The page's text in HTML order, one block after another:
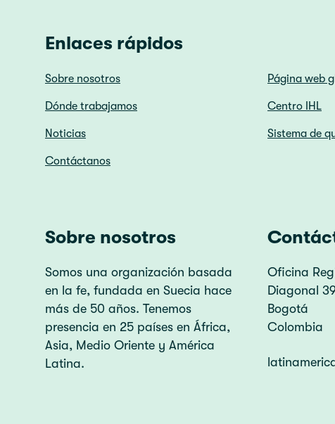
Enlaces rápidos
Sobre nosotros Página web
Dónde trabajamos Centro IHL
Noticias Sistema de
Contáctanos
Sobre nosotros
Somos una organización basada
en la fe, fundada en Suecia hace
más de 50 años. Tenemos
presencia en 25 países en África,
Asia, Medio Oriente y América
Latina.
Oficina
Diagonal
Bogotá
Colombia